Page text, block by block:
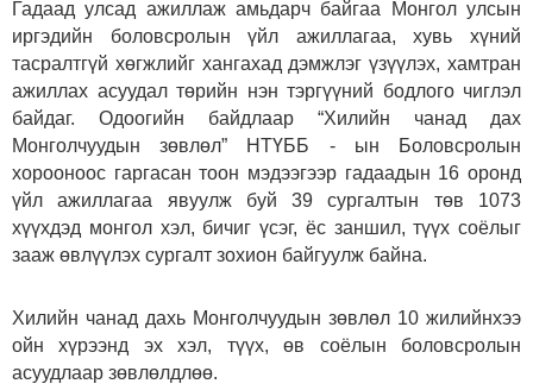
Гадаад улсад ажиллаж амьдарч байгаа Монгол улсын
иргэдийн боловсролын үйл ажиллагаа, хувь хүний
тасралтгүй хөгжлийг хангахад дэмжлэг үзүүлэх, хамтран
ажиллах асуудал төрийн нэн тэргүүний бодлого чиглэл
байдаг. Одоогийн байдлаар “Хилийн чанад дах
Монголчуудын зөвлөл” НТҮББ - ын Боловсролын
хорооноос гаргасан тоон мэдээгээр гадаадын 16 оронд
үйл ажиллагаа явуулж буй 39 сургалтын төв 1073
хүүхдэд монгол хэл, бичиг үсэг, ёс заншил, түүх соёлыг
зааж өвлүүлэх сургалт зохион байгуулж байна.
Хилийн чанад дахь Монголчуудын зөвлөл 10 жилийнхээ
ойн хүрээнд эх хэл, түүх, өв соёлын боловсролын
асуудлаар зөвлөлдлөө.